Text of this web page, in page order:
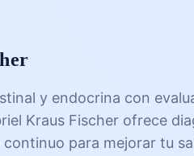
y endocrina con
Kraus Fischer ofrece
para mejorar tu